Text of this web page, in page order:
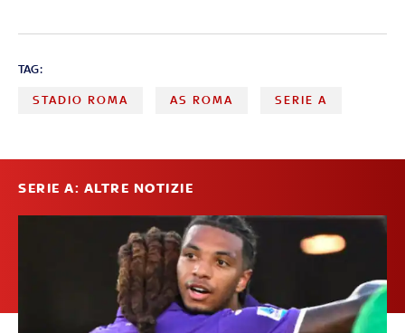
TAG:
STADIO ROMA AS ROMA SERIE A
SERIE A: ALTRE NOTIZIE